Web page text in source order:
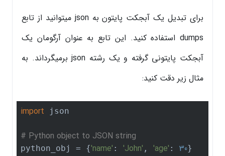
برای تبدیل یک آبجکت پایتون به json میتوانید از تابع
dumps استفاده کنید. این تابع به عنوان آرگومان یک
آبجکت پایتونی گرفته و یک رشته json برمیگرداند. به
مثال زیر دقت کنید:
import json
# Python object to JSON string
python_obj = {'name' : 'John' , 'age' : 30}